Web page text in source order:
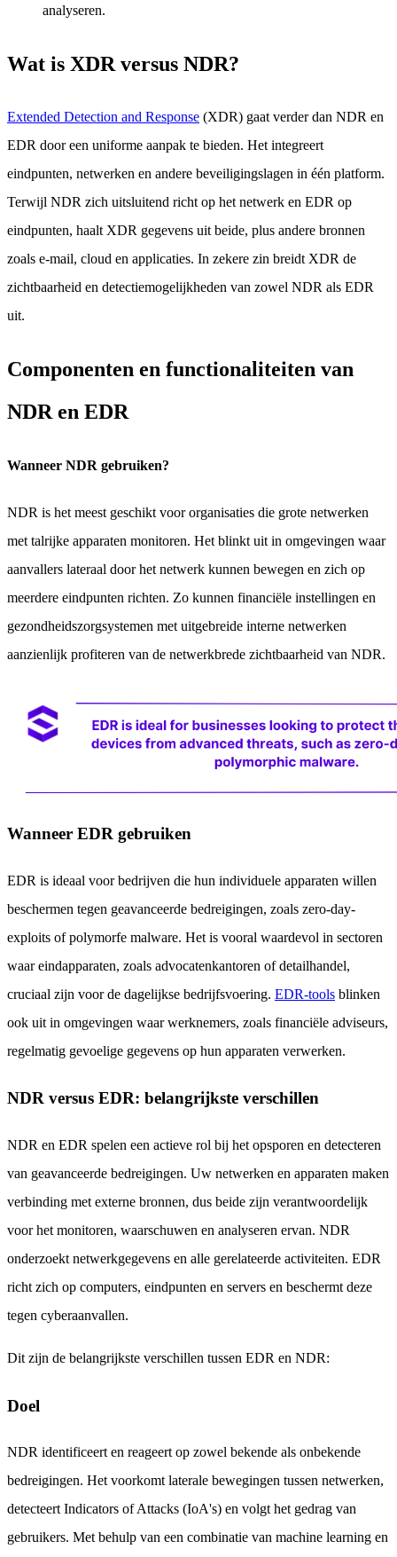
analyseren.
Wat is XDR versus NDR?
Extended Detection and Response (XDR) gaat verder dan NDR en
EDR door een uniforme aanpak te bieden. Het integreert
eindpunten, netwerken en andere beveiligingslagen in één platform.
Terwijl NDR zich uitsluitend richt op het netwerk en EDR op
eindpunten, haalt XDR gegevens uit beide, plus andere bronnen
zoals e-mail, cloud en applicaties. In zekere zin breidt XDR de
zichtbaarheid en detectiemogelijkheden van zowel NDR als EDR
uit.
Componenten en functionaliteiten van
NDR en EDR
Wanneer NDR gebruiken?
NDR is het meest geschikt voor organisaties die grote netwerken
met talrijke apparaten monitoren. Het blinkt uit in omgevingen waar
aanvallers lateraal door het netwerk kunnen bewegen en zich op
meerdere eindpunten richten. Zo kunnen financiële instellingen en
gezondheidszorgsystemen met uitgebreide interne netwerken
aanzienlijk profiteren van de netwerkbrede zichtbaarheid van NDR.
Wanneer EDR gebruiken
EDR is ideaal voor bedrijven die hun individuele apparaten willen
beschermen tegen geavanceerde bedreigingen, zoals zero-day-
exploits of polymorfe malware. Het is vooral waardevol in sectoren
waar eindapparaten, zoals advocatenkantoren of detailhandel,
cruciaal zijn voor de dagelijkse bedrijfsvoering. EDR-tools blinken
ook uit in omgevingen waar werknemers, zoals financiële adviseurs,
regelmatig gevoelige gegevens op hun apparaten verwerken.
NDR versus EDR: belangrijkste verschillen
NDR en EDR spelen een actieve rol bij het opsporen en detecteren
van geavanceerde bedreigingen. Uw netwerken en apparaten maken
verbinding met externe bronnen, dus beide zijn verantwoordelijk
voor het monitoren, waarschuwen en analyseren ervan. NDR
onderzoekt netwerkgegevens en alle gerelateerde activiteiten. EDR
richt zich op computers, eindpunten en servers en beschermt deze
tegen cyberaanvallen.
Dit zijn de belangrijkste verschillen tussen EDR en NDR:
Doel
NDR identificeert en reageert op zowel bekende als onbekende
bedreigingen. Het voorkomt laterale bewegingen tussen netwerken,
detecteert Indicators of Attacks (IoA's) en volgt het gedrag van
gebruikers. Met behulp van een combinatie van machine learning en